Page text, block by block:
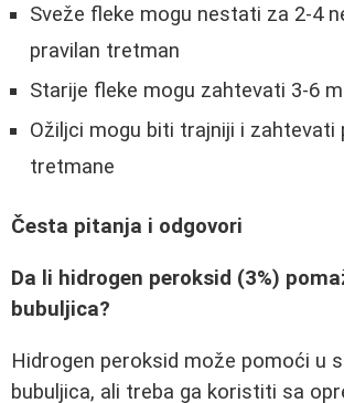
Sveže fleke mogu nestati za 2-4
pravilan tretman
Starije fleke mogu zahtevati 3-6
Ožiljci mogu biti trajniji i zahtevati
tretmane
Česta pitanja i odgovori
Da li hidrogen peroksid (3%)
bubuljica?
Hidrogen peroksid može pomoći u
bubuljica, ali treba ga koristiti sa